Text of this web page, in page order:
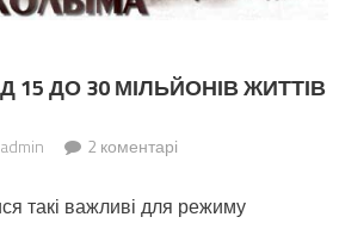
15 ДО 30 МІЛЬЙОНІВ ЖИТТІВ
admin 2 коментарі
такі важливі для режиму